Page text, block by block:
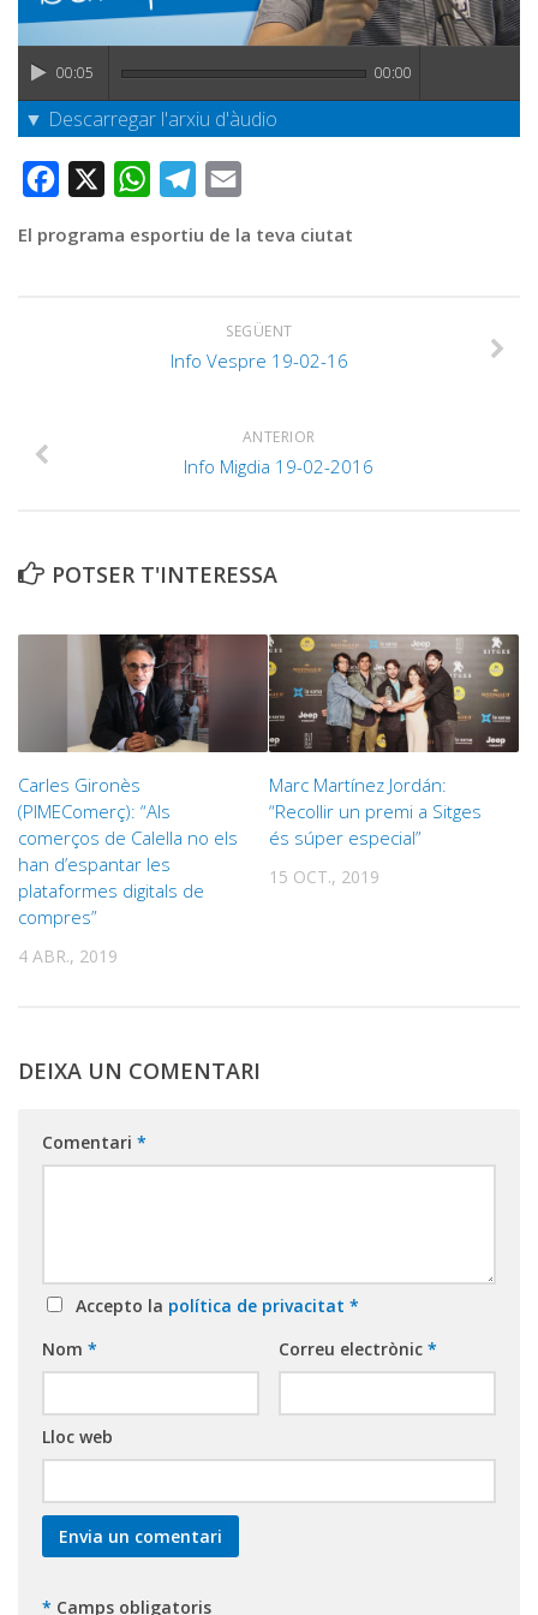
Publicitat
00:05 00:00
▼ Descarregar l'arxiu d'àudio
Facebook WhatsAppTelegram
El programa esportiu de la teva ciutat
SEGÜENT
Info Vespre 19-02-16
ANTERIOR
Info Migdia 19-02-2016
POTSER T'INTERESSA
Carles Gironès
(PIMEComerç): “Als
comerços de Calella no els
han d’espantar les
plataformes digitals de
compres”
4 ABR., 2019
Marc Martínez Jordán:
“Recollir un premi a Sitges
és súper especial”
15 OCT., 2019
DEIXA UN COMENTARI
Comentari *
Accepto la política de privacitat *
Nom * Correu electrònic *
Lloc web
* Camps obligatoris